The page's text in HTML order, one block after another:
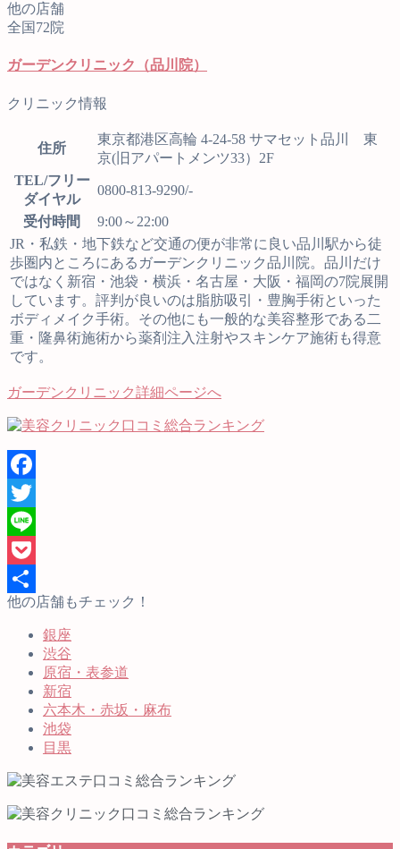
他の店舗
全国72院
ガーデンクリニック（品川院）
クリニック情報
住所
東京都港区高輪 4-24-58 サマセット品川 東
京(旧アパートメンツ33）2F
TEL/フリー
ダイヤル
0800-813-9290/-
受付時間
9:00～22:00
JR・私鉄・地下鉄など交通の便が非常に良い品川駅から徒
歩圏内ところにあるガーデンクリニック品川院。品川だけ
ではなく新宿・池袋・横浜・名古屋・大阪・福岡の7院展開
しています。評判が良いのは脂肪吸引・豊胸手術といった
ボディメイク手術。その他にも一般的な美容整形である二
重・隆鼻術施術から薬剤注入注射やスキンケア施術も得意
です。
ガーデンクリニック詳細ページへ
他の店舗もチェック！
銀座
渋谷
原宿・表参道
新宿
六本木・赤坂・麻布
池袋
目黒